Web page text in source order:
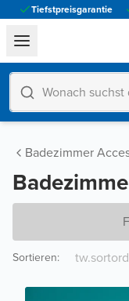
Tiefstpreisgarantie
Badezimmer
Sortieren: